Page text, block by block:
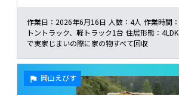
作業日： 2026年6月16日 人数： 4人 作業時間：
トントラック、軽トラック1台 住居形態： 4LDK
で実家じまいの際に家の物すべて回収
岡山えびす